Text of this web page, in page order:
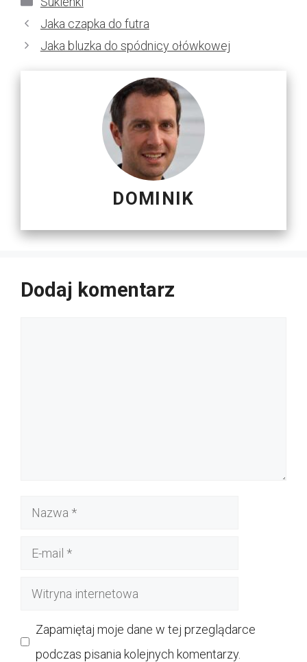
Jaka czapka do futra
Jaka bluzka do spódnicy ołówkowej
DOMINIK
Dodaj komentarz
Nazwa
Witryna
Zapamiętaj moje dane w tej przeglądarce
podczas pisania kolejnych komentarzy.